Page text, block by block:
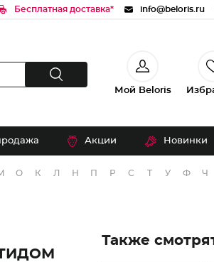
Бесплатная доставка* info@beloris.ru
Мой Beloris
Акции Новинки
О К Л Н П Р С Т У Ф Ч
Также